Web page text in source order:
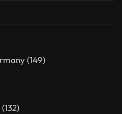
(149)
(132)